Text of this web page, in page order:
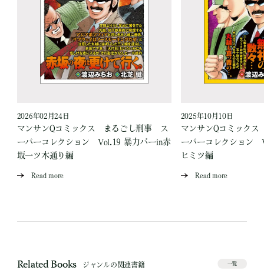
2026年02月24日
マンサンQコミックス まるごし刑事 ス
ーパーコレクション Vol.19 暴力バーin赤
坂一ツ木通り編
Read more
2025年10月10日
マンサンQコミック
ーパーコレクション
ヒミツ編
Read more
Related Books ジャンルの関連書籍 一覧